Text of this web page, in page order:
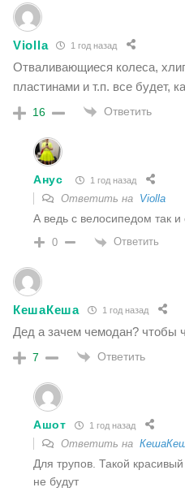
Violla 1 год назад
Отваливающиеся колеса,
пластинами и т.п. все будет,
16 Ответить
Анус 1 год назад
Ответить на Violla
А ведь с велосипедом так и
0 Ответить
КешаКеша 1 год назад
Дед а зачем чемодан? чтобы
7 Ответить
Ашот 1 год назад
Ответить на
Для трупов. Такой
не будут